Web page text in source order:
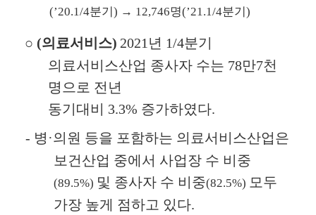
(’20.1/4분기) → 12,746명(’21.1/4분기)
○ (의료서비스) 2021 년 1/4분기
의료서비스산업 종사자 수는 78만7천
명으로 전년
동기대비 3.3% 증가하였다.
- 병 ·의원 등을 포함하는 의료서비스산업은
보건산업 중에서 사업장 수 비중
(89.5%) 및 종사자 수 비중(82.5%) 모두
가장 높게 점하고 있다.